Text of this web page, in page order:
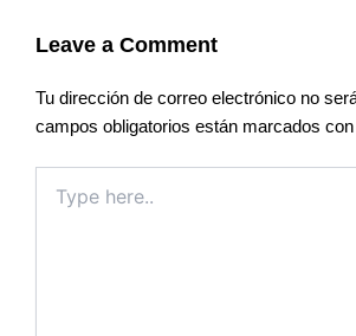
Leave a Comment
Tu dirección de correo electrónico no
campos obligatorios están marcados con
here..